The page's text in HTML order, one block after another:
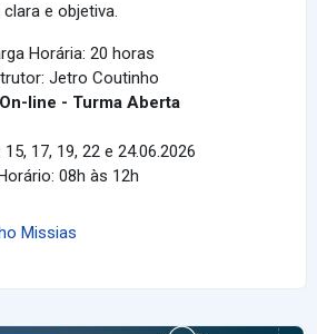
e objetiva.
Horária: 20 horas
Jetro Coutinho
line - Turma Aberta
17, 19, 22 e 24.06.2026
08h às 12h
Missias